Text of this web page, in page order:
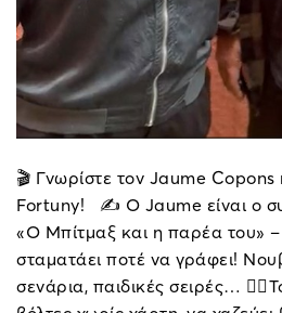
🎬 Γνωρίστε τον Jaume
Fortuny! ✍️ Ο Jaume είναι ο
«Ο Μπίτμαξ και η παρέα του» –
σταματάει ποτέ να γράφει!
σενάρια, παιδικές σειρές…